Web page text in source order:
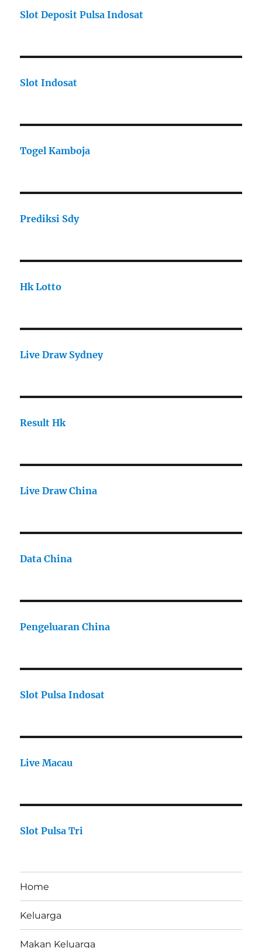
Slot Deposit Pulsa Indosat
Slot Indosat
Togel Kamboja
Prediksi Sdy
Hk Lotto
Live Draw Sydney
Result Hk
Live Draw China
Data China
Pengeluaran China
Slot Pulsa Indosat
Live Macau
Slot Pulsa Tri
Home
Keluarga
Makan Keluarga